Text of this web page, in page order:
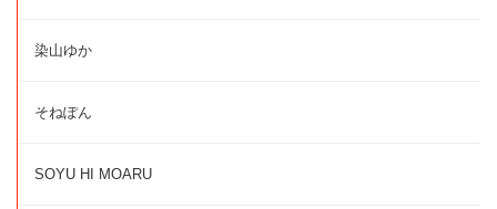
染山ゆか
そねぽん
SOYU HI MOARU